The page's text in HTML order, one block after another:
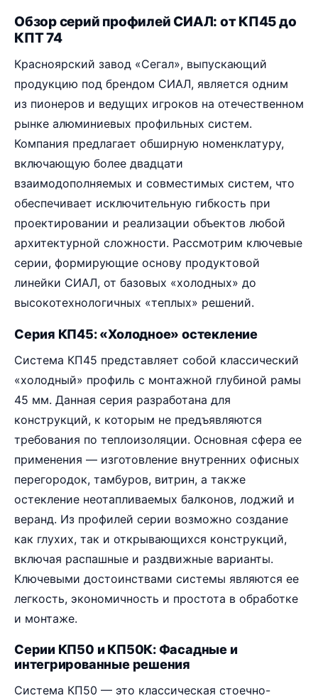
Обзор серий профилей СИАЛ: от КП45 до
КПТ 74
Красноярский завод «Сегал», выпускающий
продукцию под брендом СИАЛ, является одним
из пионеров и ведущих игроков на отечественном
рынке алюминиевых профильных систем.
Компания предлагает обширную номенклатуру,
включающую более двадцати
взаимодополняемых и совместимых систем, что
обеспечивает исключительную гибкость при
проектировании и реализации объектов любой
архитектурной сложности. Рассмотрим ключевые
серии, формирующие основу продуктовой
линейки СИАЛ, от базовых «холодных» до
высокотехнологичных «теплых» решений.
Серия КП45: «Холодное» остекление
Система КП45 представляет собой классический
«холодный» профиль с монтажной глубиной рамы
45 мм. Данная серия разработана для
конструкций, к которым не предъявляются
требования по теплоизоляции. Основная сфера ее
применения — изготовление внутренних офисных
перегородок, тамбуров, витрин, а также
остекление неотапливаемых балконов, лоджий и
веранд. Из профилей серии возможно создание
как глухих, так и открывающихся конструкций,
включая распашные и раздвижные варианты.
Ключевыми достоинствами системы являются ее
легкость, экономичность и простота в обработке
и монтаже.
Серии КП50 и КП50К: Фасадные и
интегрированные решения
Система КП50 — это классическая стоечно-